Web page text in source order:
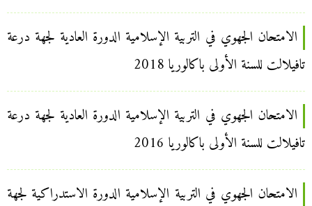
الامتحان الجهوي في التربية الإسلامية الدورة العادية لجهة درعة
تافيلالت للسنة الأولى باكالوريا 2018
الامتحان الجهوي في التربية الإسلامية الدورة العادية لجهة درعة
تافيلالت للسنة الأولى باكالوريا 2016
الامتحان الجهوي في التربية الإسلامية الدورة الاستدراكية لجهة